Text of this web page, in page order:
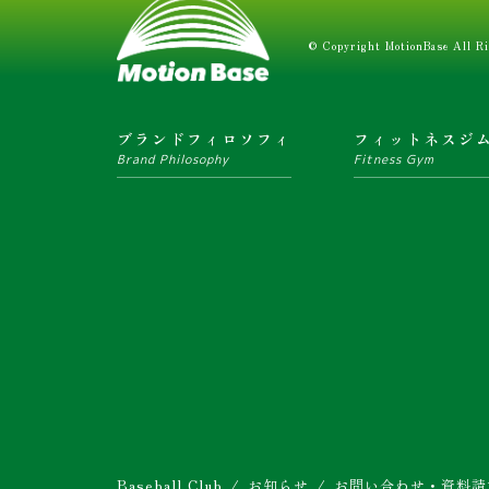
© Copyright MotionBase All
ブランドフィロソフィ
Brand Philosophy
フィットネスジ
Fitness Gym